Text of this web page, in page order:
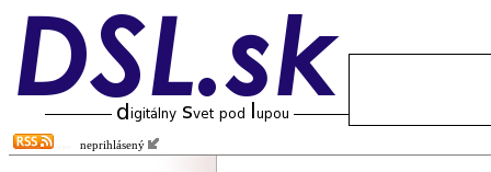
neprihlásený